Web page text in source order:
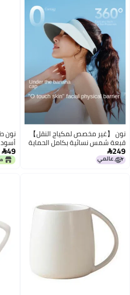
نون 【غير مخصص لمكياج النقل】
قبعة شمس نسائية بكامل الحماية
ذات قمة مفتوحة مع واقي شمس
مغناطيسي قابل للفصل وتصميم
249
أسود 30*15*7سم
49